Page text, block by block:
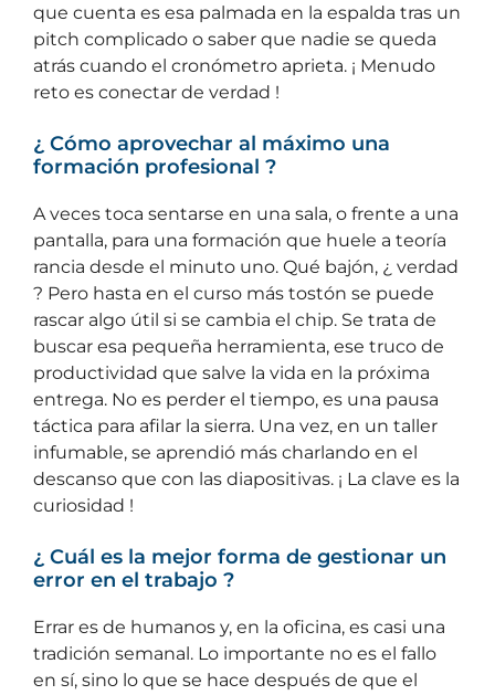
que cuenta es esa palmada en la espalda tras un
pitch complicado o saber que nadie se queda
atrás cuando el cronómetro aprieta. ¡ Menudo
reto es conectar de verdad !
¿ Cómo aprovechar al máximo una
formación profesional ?
A veces toca sentarse en una sala, o frente a una
pantalla, para una formación que huele a teoría
rancia desde el minuto uno. Qué bajón, ¿ verdad
? Pero hasta en el curso más tostón se puede
rascar algo útil si se cambia el chip. Se trata de
buscar esa pequeña herramienta, ese truco de
productividad que salve la vida en la próxima
entrega. No es perder el tiempo, es una pausa
táctica para afilar la sierra. Una vez, en un taller
infumable, se aprendió más charlando en el
descanso que con las diapositivas. ¡ La clave es la
curiosidad !
¿ Cuál es la mejor forma de gestionar un
error en el trabajo ?
Errar es de humanos y, en la oficina, es casi una
tradición semanal. Lo importante no es el fallo
en sí, sino lo que se hace después de que el